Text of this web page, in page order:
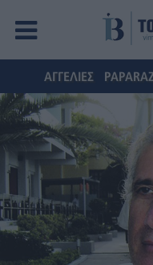
ΑΓΓΕΛΙΕΣ